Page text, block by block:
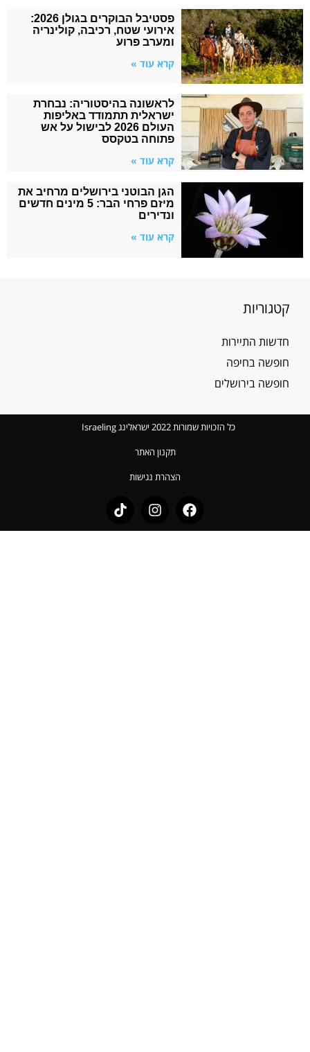
פסטיבל הבוקרים בגולן 2026:
אירועי שטח, רכיבה, קולינריה
ומערב פרוע
קרא עוד »
לראשונה בהיסטוריה: נבחרת
ישראלית תתמודד באליפות
העולם 2026 לבישול על אש
פתוחה בטקסס
קרא עוד »
הגן הבוטני בירושלים מרחיב את
מיזם פרחי הבר: 5 מינים חדשים
ונדירים
קרא עוד »
בחיפה
כל הזכויות שמורות 2022 ישראלינג Israeling
הצהרת נגישות